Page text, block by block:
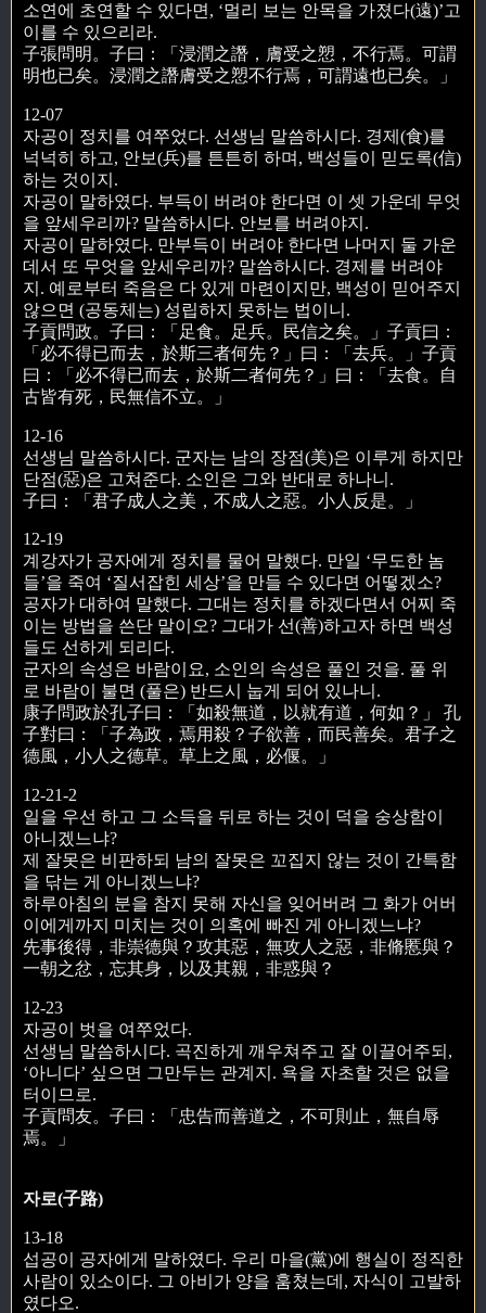
소연에 초연할 수 있다면, ‘멀리 보는 안목을 가졌다(遠)’고
이를 수 있으리라.
子張問明。子曰：「浸潤之譖，膚受之愬，不行焉。可謂
明也已矣。浸潤之譖膚受之愬不行焉，可謂遠也已矣。」
12-07
자공이 정치를 여쭈었다. 선생님 말씀하시다. 경제(食)를
넉넉히 하고, 안보(兵)를 튼튼히 하며, 백성들이 믿도록(信)
하는 것이지.
자공이 말하였다. 부득이 버려야 한다면 이 셋 가운데 무엇
을 앞세우리까? 말씀하시다. 안보를 버려야지.
자공이 말하였다. 만부득이 버려야 한다면 나머지 둘 가운
데서 또 무엇을 앞세우리까? 말씀하시다. 경제를 버려야
지. 예로부터 죽음은 다 있게 마련이지만, 백성이 믿어주지
않으면 (공동체는) 성립하지 못하는 법이니.
子貢問政。子曰：「足食。足兵。民信之矣。」子貢曰：
「必不得已而去，於斯三者何先？」曰：「去兵。」子貢
曰：「必不得已而去，於斯二者何先？」曰：「去食。自
古皆有死，民無信不立。」
12-16
선생님 말씀하시다. 군자는 남의 장점(美)은 이루게 하지만
단점(惡)은 고쳐준다. 소인은 그와 반대로 하나니.
子曰：「君子成人之美，不成人之惡。小人反是。」
12-19
계강자가 공자에게 정치를 물어 말했다. 만일 ‘무도한 놈
들’을 죽여 ‘질서잡힌 세상’을 만들 수 있다면 어떻겠소?
공자가 대하여 말했다. 그대는 정치를 하겠다면서 어찌 죽
이는 방법을 쓴단 말이오? 그대가 선(善)하고자 하면 백성
들도 선하게 되리다.
군자의 속성은 바람이요, 소인의 속성은 풀인 것을. 풀 위
로 바람이 불면 (풀은) 반드시 눕게 되어 있나니.
康子問政於孔子曰：「如殺無道，以就有道，何如？」 孔
子對曰：「子為政，焉用殺？子欲善，而民善矣。君子之
德風，小人之德草。草上之風，必偃。」
12-21-2
일을 우선 하고 그 소득을 뒤로 하는 것이 덕을 숭상함이
아니겠느냐?
제 잘못은 비판하되 남의 잘못은 꼬집지 않는 것이 간특함
을 닦는 게 아니겠느냐?
하루아침의 분을 참지 못해 자신을 잊어버려 그 화가 어버
이에게까지 미치는 것이 의혹에 빠진 게 아니겠느냐?
先事後得，非崇德與？攻其惡，無攻人之惡，非脩慝與？
一朝之忿，忘其身，以及其親，非惑與？
12-23
자공이 벗을 여쭈었다.
선생님 말씀하시다. 곡진하게 깨우쳐주고 잘 이끌어주되,
‘아니다’ 싶으면 그만두는 관계지. 욕을 자초할 것은 없을
터이므로.
子貢問友。子曰：「忠告而善道之，不可則止，無自辱
焉。」
자로(子路)
13-18
섭공이 공자에게 말하였다. 우리 마을(黨)에 행실이 정직한
사람이 있소이다. 그 아비가 양을 훔쳤는데, 자식이 고발하
였다오.